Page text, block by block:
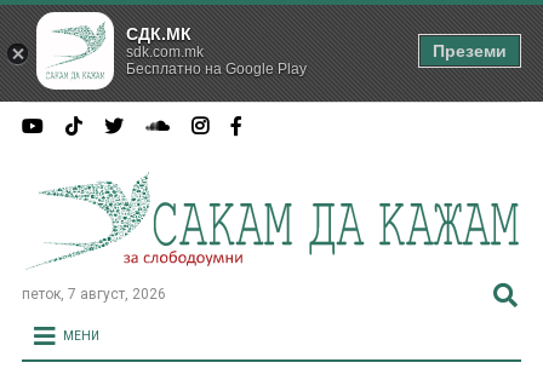
петок, 7 август, 2026
МЕНИ
СДК.МК
sdk.com.mk
Бесплатно на Google Play
Преземи